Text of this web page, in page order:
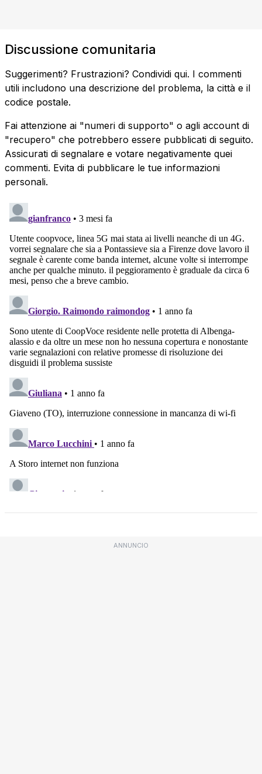
Discussione comunitaria
Suggerimenti? Frustrazioni? Condividi qui. I commenti
utili includono una descrizione del problema, la città e il
codice postale.
Fai attenzione ai "numeri di supporto" o agli account di
"recupero" che potrebbero essere pubblicati di seguito.
Assicurati di segnalare e votare negativamente quei
commenti. Evita di pubblicare le tue informazioni
personali.
ANNUNCIO